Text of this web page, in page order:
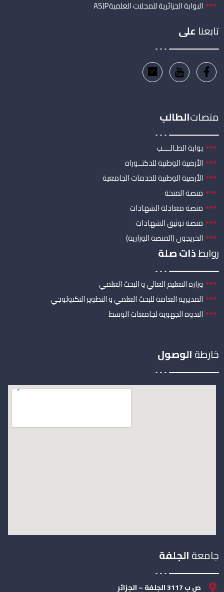
البوابة الجزائرية للمجلات العلميةASJP
تابعنا على
منصاتالطالب
بوابة الطـالــــب
الأرضية الوطنية للدكتــوراه
الأرضية الوطنية للخدمات الجامعية
منصة المنحة
منصة معادلة الشهادات
منصة توثيق الشهادات
الخريجون (المنصة الوزارية)
روابطذات صلة
وزارة التعليم العالي و البحث العلمي
المديرية العامة للبحث العلمي و التطوير التكنولوجي
الندوة الجهوية لجامعات الوسط
خارطةالوصول
جامعةالجلفة
ص ب 3117 الجلفة – الجزائر